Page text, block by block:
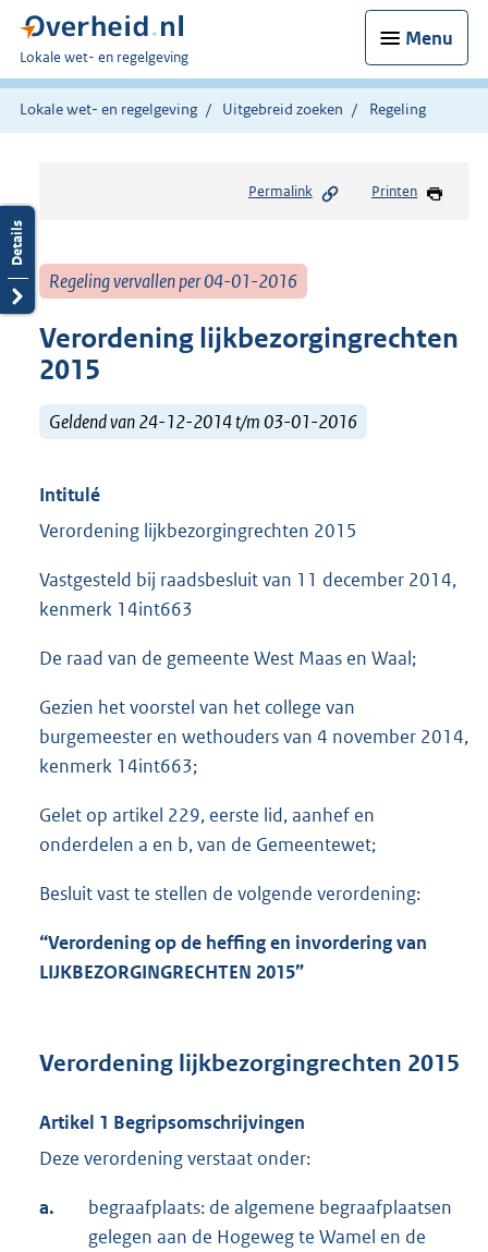
Menu
U
bent
hier:
Lokale wet- en regelgeving
Lokale wet- en regelgeving Uitgebreid zoeken Regeling
Permalink Printen
Regeling vervallen per 04-01-2016
Verordening lijkbezorgingrechten
2015
Geldend van 24-12-2014 t/m 03-01-2016
Intitulé
Verordening lijkbezorgingrechten 2015
Vastgesteld bij raadsbesluit van 11 december 2014,
kenmerk 14int663
De raad van de gemeente West Maas en Waal;
Gezien het voorstel van het college van
burgemeester en wethouders van 4 november 2014,
kenmerk 14int663;
Gelet op artikel 229, eerste lid, aanhef en
onderdelen a en b, van de Gemeentewet;
Besluit vast te stellen de volgende verordening:
“Verordening op de heffing en invordering van
LIJKBEZORGINGRECHTEN 2015”
Verordening lijkbezorgingrechten 2015
Artikel 1 Begripsomschrijvingen
Deze verordening verstaat onder:
a.
begraafplaats: de algemene begraafplaatsen
gelegen aan de Hogeweg te Wamel en de